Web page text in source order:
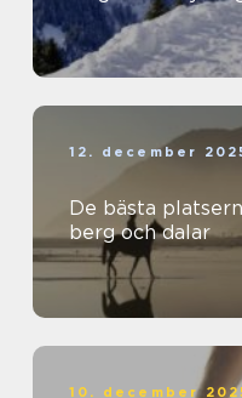
12. december
De bästa
berg och dalar
10. december